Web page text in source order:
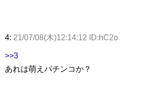
4: 21/07/08(木)12:14:12 ID:hC2o
>>3
あれは萌えパチンコか？